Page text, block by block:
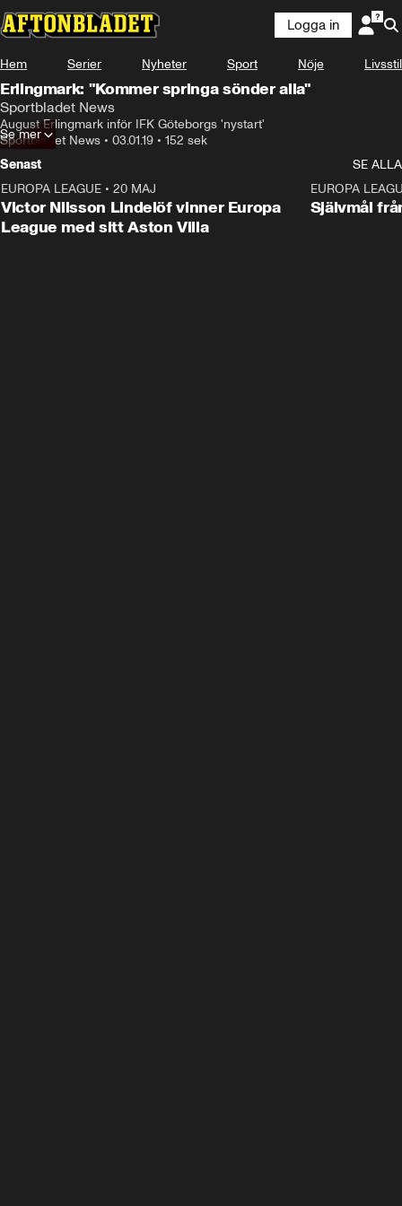
Logga in
Hem Serier Nyheter Sport Nöje Livsstil
Erlingmark: "Kommer springa sönder alla"
Sportbladet News
August Erlingmark inför IFK Göteborgs 'nystart'
Sportbladet News • 03.01.19 • 152 sek
Se mer
Senast
SE ALLA
EUROPA LEAGUE • 20 MAJ
Victor Nilsson Lindelöf vinner Europa
League med sitt Aston Villa
EUROPA
Självmål